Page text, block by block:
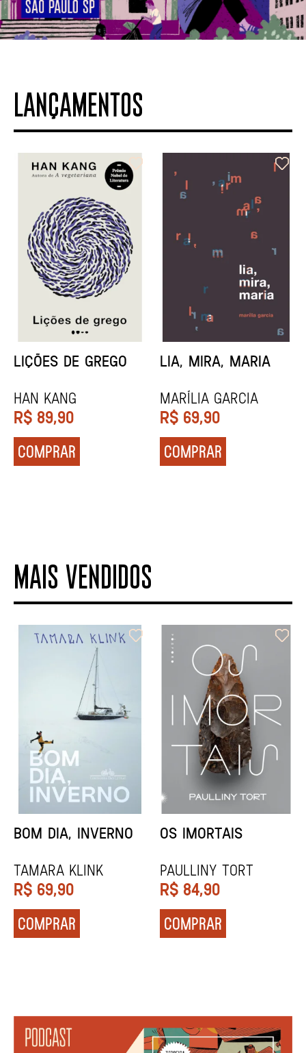
LANÇAMENTOS
MINHA MÃE E A
Marina Tvetáieva
R$ 49,90
COMPRAR
TODA CAIXA-PRETA
Jeovanna Vieira
R$ 89,90
COMPRAR
MAIS VENDIDOS
ORIXÁS
REGINALDO PRANDI
R$ 79,90
COMPRAR
ORAÇÃO PARA
Socorro Acioli
R$ 74,90
COMPRAR